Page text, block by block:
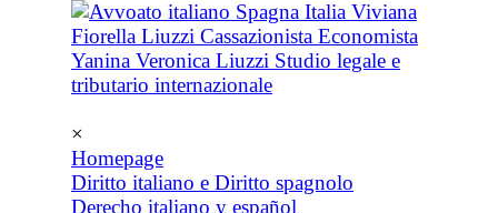
×
Homepage
Diritto italiano e Diritto spagnolo
Derecho italiano y español